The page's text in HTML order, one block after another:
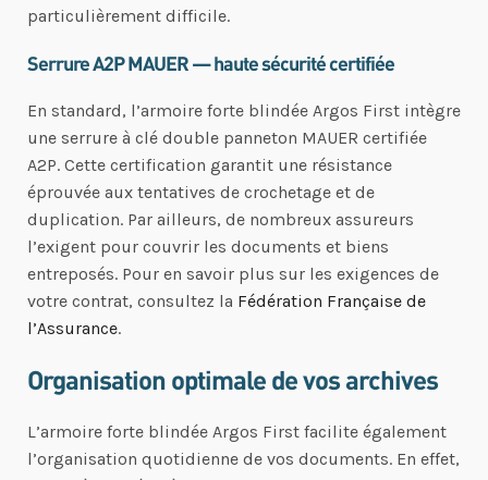
particulièrement difficile.
Serrure A2P MAUER — haute sécurité certifiée
En standard, l’armoire forte blindée Argos First intègre
une serrure à clé double panneton MAUER certifiée
A2P. Cette certification garantit une résistance
éprouvée aux tentatives de crochetage et de
duplication. Par ailleurs, de nombreux assureurs
l’exigent pour couvrir les documents et biens
entreposés. Pour en savoir plus sur les exigences de
votre contrat, consultez la Fédération Française de
l’Assurance.
Organisation optimale de vos archives
L’armoire forte blindée Argos First facilite également
l’organisation quotidienne de vos documents. En effet,